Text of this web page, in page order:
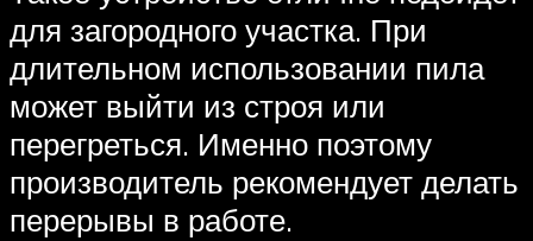
для загородного участка. При
длительном использовании пила
может выйти из строя или
перегреться. Именно поэтому
производитель рекомендует делать
перерывы в работе.